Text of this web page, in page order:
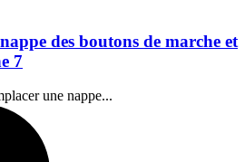
des boutons de marche et
7
une nappe...